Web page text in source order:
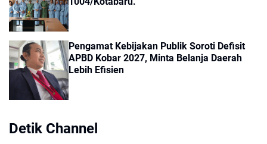
Pengamat Kebijakan Publik Soroti Defisit
APBD Kobar 2027, Minta Belanja Daerah
Lebih Efisien
Detik Channel